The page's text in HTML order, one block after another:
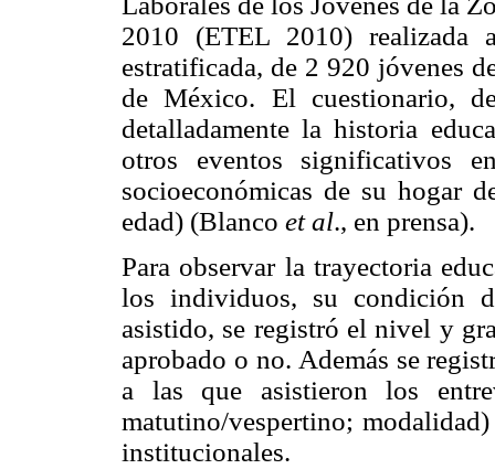
2010 (ETEL 2010) realizada
estratificada, de 2 920 jóvenes
de México. El cuestionario,
detalladamente la historia
otros eventos significativos
socioeconómicas de su hogar
edad) (Blanco et al., en prensa).
Para observar la trayectoria
los individuos, su condición
asistido, se registró el nivel y
aprobado o no. Además se
a las que asistieron los
matutino/vespertino;
institucionales.